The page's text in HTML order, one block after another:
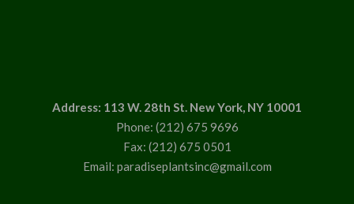
Address: 113 W. 28th St. New York, NY 10001
Phone: (212) 675 9696
Fax: (212) 675 0501
Email: paradiseplantsinc@gmail.com